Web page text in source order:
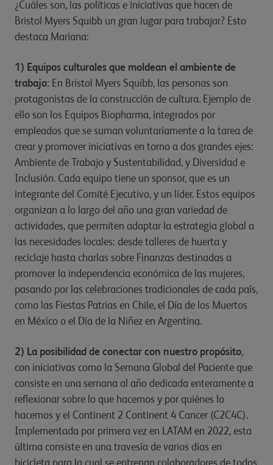
¿Cuáles son, las políticas e iniciativas que hacen de
Bristol Myers Squibb un gran lugar para trabajar? Esto
destaca Mariana:
1) Equipos culturales que moldean el ambiente de
trabajo: En Bristol Myers Squibb, las personas son
protagonistas de la construcción de cultura. Ejemplo de
ello son los Equipos Biopharma, integrados por
empleados que se suman voluntariamente a la tarea de
crear y promover iniciativas en torno a dos grandes ejes:
Ambiente de Trabajo y Sustentabilidad, y Diversidad e
Inclusión. Cada equipo tiene un sponsor, que es un
integrante del Comité Ejecutivo, y un líder. Estos equipos
organizan a lo largo del año una gran variedad de
actividades, que permiten adaptar la estrategia global a
las necesidades locales: desde talleres de huerta y
reciclaje hasta charlas sobre Finanzas destinadas a
promover la independencia económica de las mujeres,
pasando por las celebraciones tradicionales de cada país,
como las Fiestas Patrias en Chile, el Día de los Muertos
en México o el Día de la Niñez en Argentina.
2) La posibilidad de conectar con nuestro propósito,
con iniciativas como la Semana Global del Paciente que
consiste en una semana al año dedicada enteramente a
reflexionar sobre lo que hacemos y por quiénes lo
hacemos y el Continent 2 Continent 4 Cancer (C2C4C).
Implementada por primera vez en LATAM en 2022, esta
última consiste en una travesía de varios días en